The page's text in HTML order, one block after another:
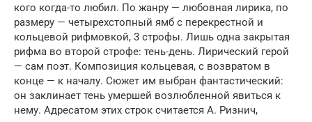
кого когда-то любил. По жанру — любовная лирика, по
размеру — четырехстопный ямб с перекрестной и
кольцевой рифмовкой, 3 строфы. Лишь одна закрытая
рифма во второй строфе: тень-день. Лирический герой
— сам поэт. Композиция кольцевая, с возвратом в
конце — к началу. Сюжет им выбран фантастический:
он заклинает тень умершей возлюбленной явиться к
нему. Адресатом этих строк считается А. Ризнич,